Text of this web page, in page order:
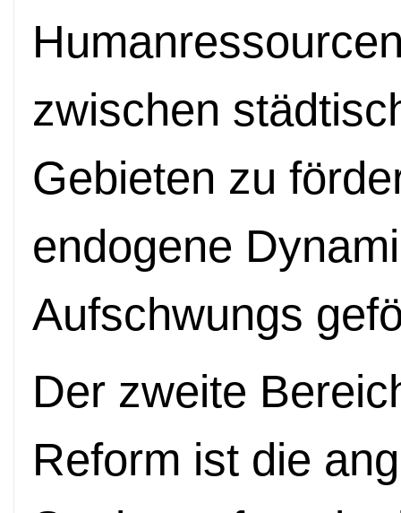
zwischen
Gebieten zu
endogene
Aufschwungs
Der zweite
Reform ist die